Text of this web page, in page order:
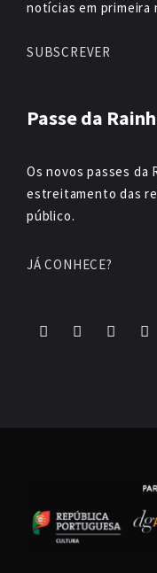
notícias em primeira
SUBSCREVER
Passe da
Os novos passes da
estreitamento das
público.
JÁ CONHECE?